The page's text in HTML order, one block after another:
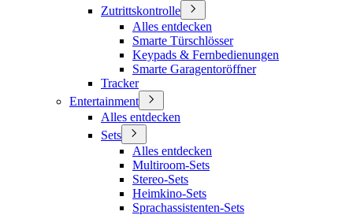
Zutrittskontrolle
Alles entdecken
Smarte Türschlösser
Keypads & Fernbedienungen
Smarte Garagentoröffner
Tracker
Entertainment
Alles entdecken
Sets
Alles entdecken
Multiroom-Sets
Stereo-Sets
Heimkino-Sets
Sprachassistenten-Sets